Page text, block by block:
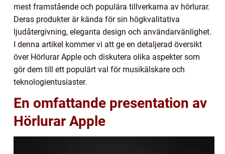
mest framstående och populära tillverkarna av hörlurar.
Deras produkter är kända för sin högkvalitativa
ljudåtergivning, eleganta design och användarvänlighet.
I denna artikel kommer vi att ge en detaljerad översikt
över Hörlurar Apple och diskutera olika aspekter som
gör dem till ett populärt val för musikälskare och
teknologientusiaster.
En omfattande presentation av
Hörlurar Apple